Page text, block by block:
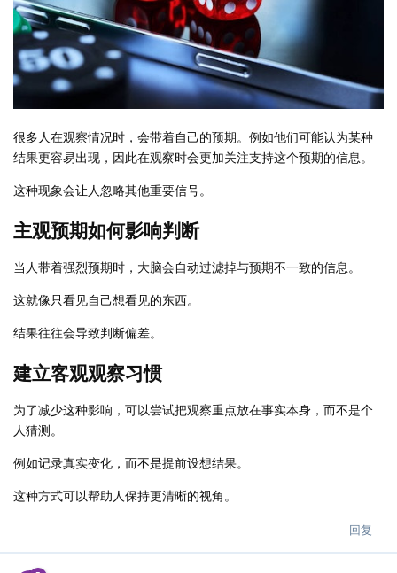
很多人在观察情况时，会带着自己的预期。例如他们可能认为某种
结果更容易出现，因此在观察时会更加关注支持这个预期的信息。
这种现象会让人忽略其他重要信号。
主观预期如何影响判断
当人带着强烈预期时，大脑会自动过滤掉与预期不一致的信息。
这就像只看见自己想看见的东西。
结果往往会导致判断偏差。
建立客观观察习惯
为了减少这种影响，可以尝试把观察重点放在事实本身，而不是个
人猜测。
例如记录真实变化，而不是提前设想结果。
这种方式可以帮助人保持更清晰的视角。
回复